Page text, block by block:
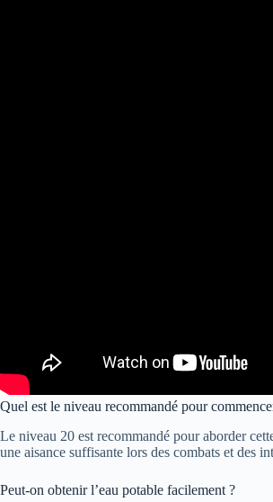
Quel est le niveau recommandé pour
Le niveau 20 est recommandé pour aborder
une aisance suffisante lors des combats et des
Peut-on obtenir l’eau potable facilement ?